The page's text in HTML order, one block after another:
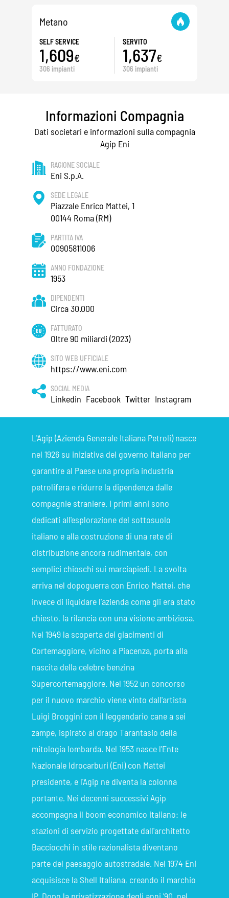
Metano
SELF SERVICE
1,609€
306 impianti
SERVITO
1,637€
306 impianti
Informazioni Compagnia
Dati societari e informazioni sulla compagnia
Agip Eni
RAGIONE SOCIALE
Eni S.p.A.
SEDE LEGALE
Piazzale Enrico Mattei, 1
00144 Roma (RM)
PARTITA IVA
00905811006
ANNO FONDAZIONE
1953
DIPENDENTI
Circa 30.000
FATTURATO
Oltre 90 miliardi (2023)
SITO WEB UFFICIALE
https://www.eni.com
SOCIAL MEDIA
Linkedin Facebook Twitter Instagram
L'Agip (Azienda Generale Italiana Petroli) nasce
nel 1926 su iniziativa del governo italiano per
garantire al Paese una propria industria
petrolifera e ridurre la dipendenza dalle
compagnie straniere. I primi anni sono
dedicati all'esplorazione del sottosuolo
italiano e alla costruzione di una rete di
distribuzione ancora rudimentale, con
semplici chioschi sui marciapiedi. La svolta
arriva nel dopoguerra con Enrico Mattei, che
invece di liquidare l'azienda come gli era stato
chiesto, la rilancia con una visione ambiziosa.
Nel 1949 la scoperta dei giacimenti di
Cortemaggiore, vicino a Piacenza, porta alla
nascita della celebre benzina
Supercortemaggiore. Nel 1952 un concorso
per il nuovo marchio viene vinto dall'artista
Luigi Broggini con il leggendario cane a sei
zampe, ispirato al drago Tarantasio della
mitologia lombarda. Nel 1953 nasce l'Ente
Nazionale Idrocarburi (Eni) con Mattei
presidente, e l'Agip ne diventa la colonna
portante. Nei decenni successivi Agip
accompagna il boom economico italiano: le
stazioni di servizio progettate dall'architetto
Bacciocchi in stile razionalista diventano
parte del paesaggio autostradale. Nel 1974 Eni
acquisisce la Shell Italiana, creando il marchio